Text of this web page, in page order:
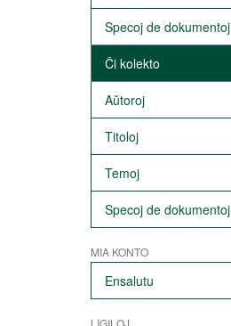
Specoj de dokumentoj
Ĉi kolekto
Aŭtoroj
Titoloj
Temoj
Specoj de dokumentoj
MIA KONTO
Ensalutu
LIGILOJ